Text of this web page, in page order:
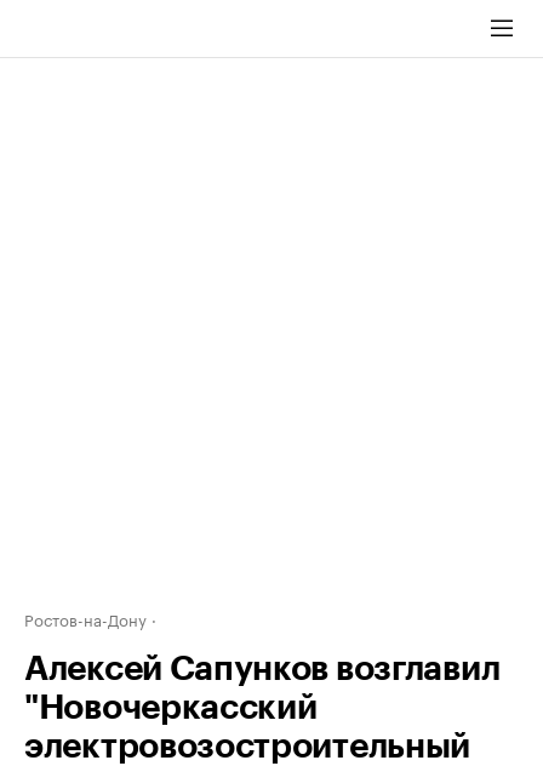
Ростов-на-Дону
Алексей Сапунков возглавил
"Новочеркасский
электровозостроительный